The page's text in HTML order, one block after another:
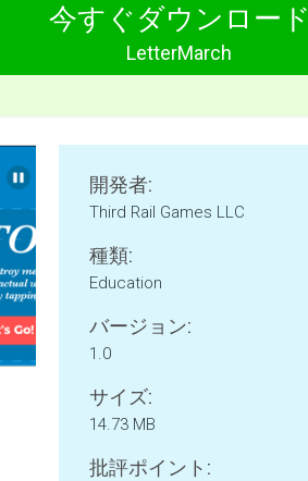
今すぐダウンロード
LetterMarch
開発者:
Third Rail Games LLC
種類:
Education
バージョン:
1.0
サイズ:
14.73 MB
批評ポイント: